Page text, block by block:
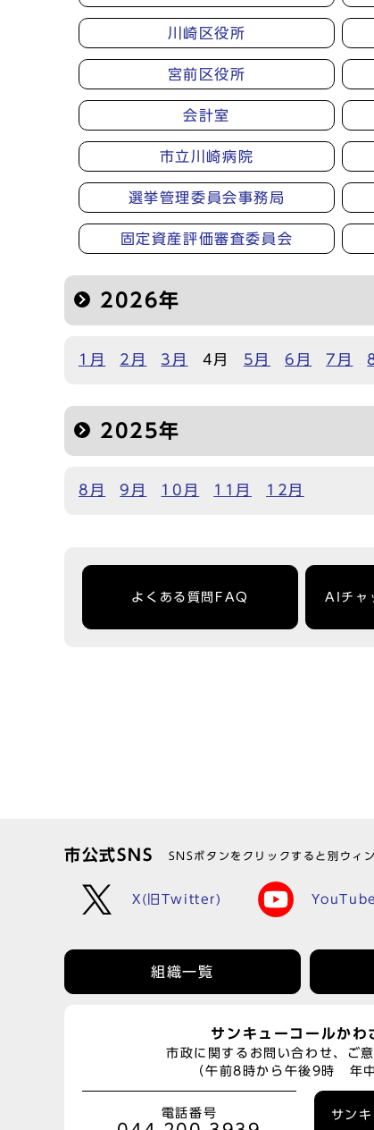
川崎区役所
宮前区役所
会計室
市立川崎病院
選挙管理委員会事務局
固定資産評価審査委員会
2026年
1月 2月 3月 4月 5月 6月 7月
2025年
8月 9月 10月 11月 12月
よくある質問FAQ AIチャ
市公式SNS SNSボタンをクリックすると別ウィ
X(旧Twitter) YouTube
組織一覧
サンキューコールかわ
市政に関するお問い合わせ、ご
（午前8時から午後9時 年中
電話番号
サン